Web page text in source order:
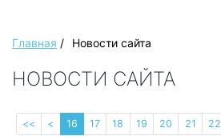
Главная / Новости сайта
НОВОСТИ САЙТА
<< < 16 17 18 19 20 21 22